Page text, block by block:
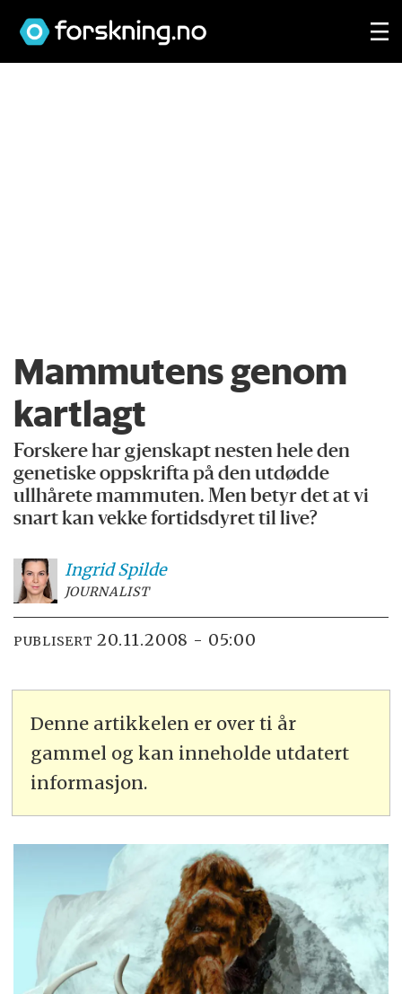
Mammutens genom
kartlagt
Forskere har gjenskapt nesten hele den
genetiske oppskrifta på den utdødde
ullhårete mammuten. Men betyr det at vi
snart kan vekke fortidsdyret til live?
Ingrid Spilde
JOURNALIST
PUBLISERT 20.11.2008 - 05:00
Denne artikkelen er over ti år
gammel og kan inneholde utdatert
informasjon.